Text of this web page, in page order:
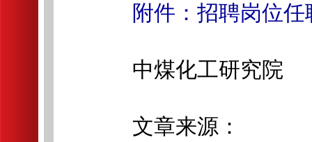
附件：招聘岗位
中煤化工研究院
文章来源：